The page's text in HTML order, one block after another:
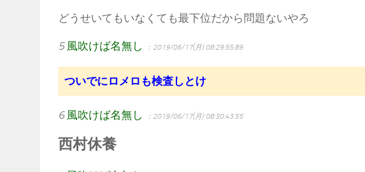
どうせいてもいなくても最下位だから問題ないやろ
5 風吹けば名無し ：2019/06/17(月) 08:29:55.89
ついでにロメロも検査しとけ
6 風吹けば名無し ：2019/06/17(月) 08:30:43.55
西村休養